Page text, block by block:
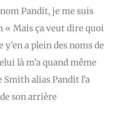
Pandit, je me suis
« Mais ça veut dire quoi
a plein des noms de
là m’a quand même
alias Pandit l’a
son arrière